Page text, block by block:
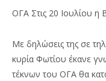
ΟΓΑ Στις 20 Ιουλίου η
Με δηλώσεις της σε
κυρία Φωτίου έκανε
τέκνων του ΟΓΑ θα